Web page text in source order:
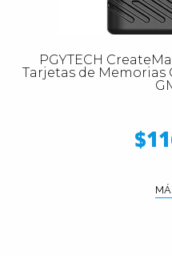
PGYTECH
Tarjetas de Memorias